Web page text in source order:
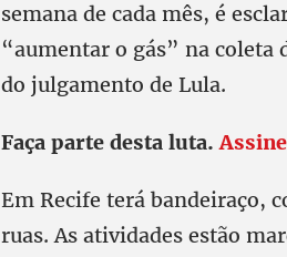
semana de cada mês, é
“aumentar o gás” na coleta
do julgamento de Lula.
Faça parte desta luta.
Em Recife terá bandeiraço,
ruas. As atividades estão